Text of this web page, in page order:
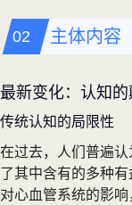
主体内容
最新变化：认知
传统认知的局限性
在过去，人们普遍
了其中含有的多种
对心血管系统的影